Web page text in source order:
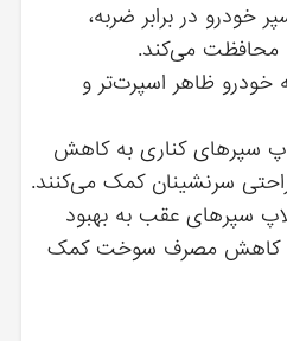
خودرو در برابر ضربه،
می‌کند.
خودرو ظاهر اسپرت‌تر و
سپرهای کناری به کاهش
سرنشینان کمک می‌کنند.
سپرهای عقب به بهبود
و کاهش مصرف سوخت کمک